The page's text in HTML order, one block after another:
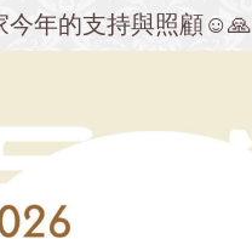
今年的支持與照顧☺️🙏